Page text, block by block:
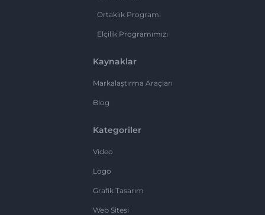
Ortaklık Programı
Elçilik Programımızı
Kaynaklar
Markalaştırma Araçları
Blog
Kategoriler
Video
Logo
Grafik Tasarım
Web Sitesi